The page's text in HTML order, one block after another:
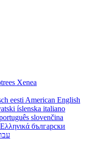
Xenea
eesti American English
íslenska italiano
slovenčina
Ελληνικά български